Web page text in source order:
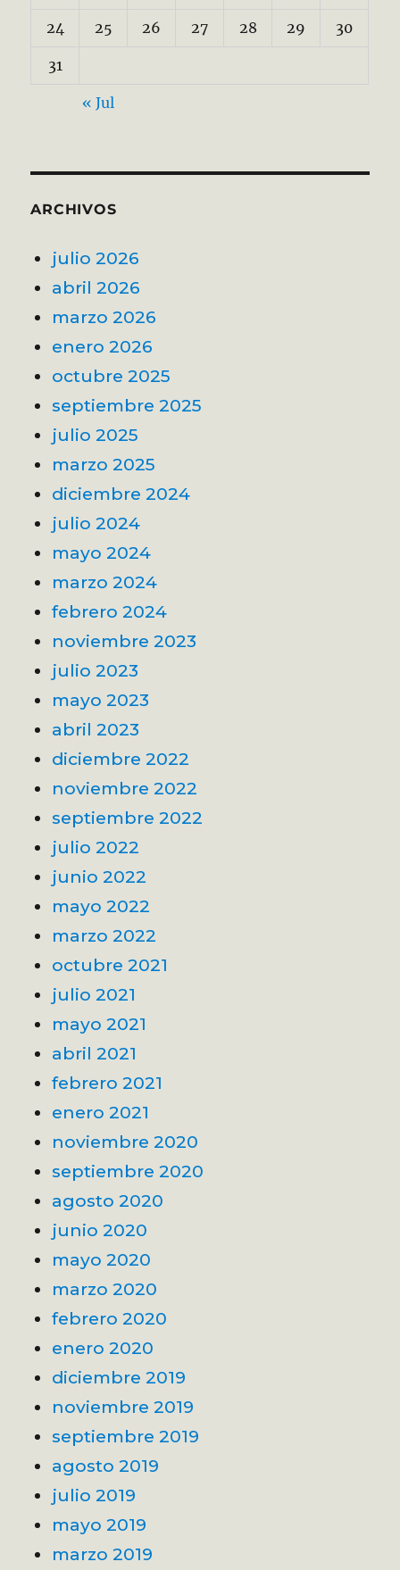
24 25 26 27 28 29 30
31
« Jul
ARCHIVOS
julio 2026
abril 2026
marzo 2026
enero 2026
octubre 2025
septiembre 2025
julio 2025
marzo 2025
diciembre 2024
julio 2024
mayo 2024
marzo 2024
febrero 2024
noviembre 2023
julio 2023
mayo 2023
abril 2023
diciembre 2022
noviembre 2022
septiembre 2022
julio 2022
junio 2022
mayo 2022
marzo 2022
octubre 2021
julio 2021
mayo 2021
abril 2021
febrero 2021
enero 2021
noviembre 2020
septiembre 2020
agosto 2020
junio 2020
mayo 2020
marzo 2020
febrero 2020
enero 2020
diciembre 2019
noviembre 2019
septiembre 2019
agosto 2019
julio 2019
mayo 2019
marzo 2019